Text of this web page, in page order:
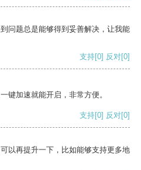
问题总是能够得到妥善解决，让我能
支持[0] 反对[0]
键加速就能开启，非常方便。
支持[0] 反对[0]
以再提升一下，比如能够支持更多地